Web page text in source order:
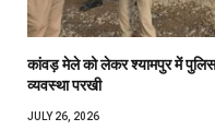
कांवड़ मेले को लेकर श्यामपुर में
व्यवस्था परखी
JULY 26, 2026